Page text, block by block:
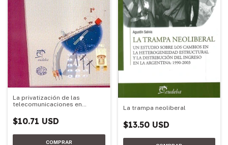
La privatización de las
telecomunicaciones en
$10.71 USD
La trampa neoliberal
$13.50 USD